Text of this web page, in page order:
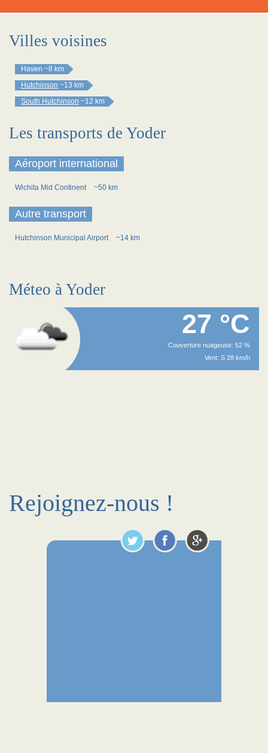
Villes voisines
Haven ~8 km
Hutchinson ~13 km
South Hutchinson ~12 km
Les transports de Yoder
Aéroport international
Wichita Mid Continent ~50 km
Autre transport
Hutchinson Municipal Airport ~14 km
Méteo à Yoder
27 °C
Couverture nuageuse: 52 %
Vent: S 28 km/h
Rejoignez-nous !